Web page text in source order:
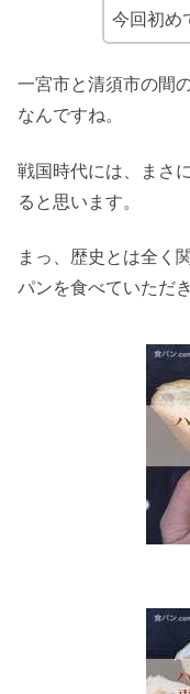
今回初め
一宮市と清須市の間
なんですね。
戦国時代には、まさ
ると思います。
まっ、歴史とは全く
パンを食べていただ